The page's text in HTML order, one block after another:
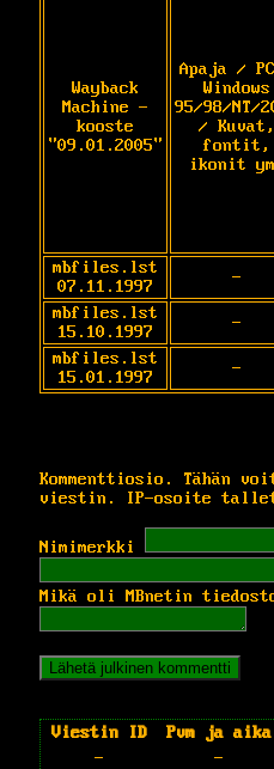
Wayback
Machine -
kooste
"09.01.2005"
Apaja /
Windows
95/98/NT/
/ Kuvat,
fontit,
ikonit
mbfiles.lst
07.11.1997
-
mbfiles.lst
15.10.1997
-
mbfiles.lst
15.01.1997
-
Kommenttiosio. Tähän
viestin. IP-osoite
Nimimerkki
Mikä oli MBnetin
Viestin ID Pvm ja aika
-
-